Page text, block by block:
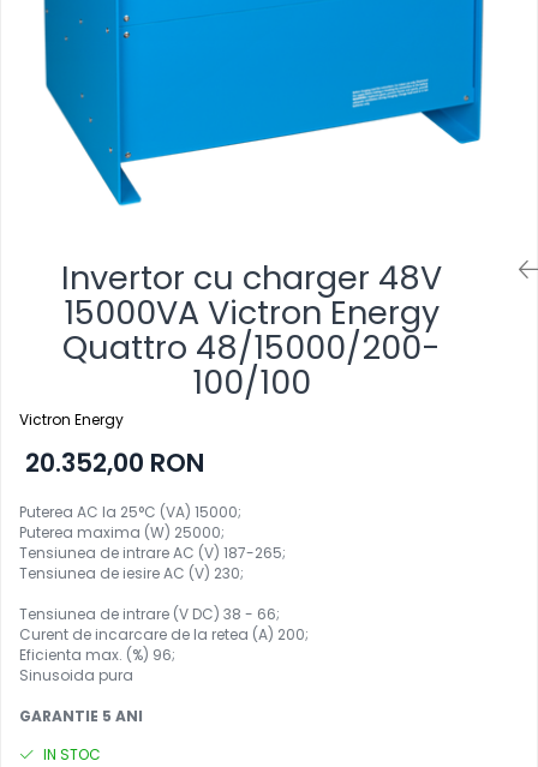
Invertor cu charger 48V
15000VA Victron Energy
Quattro 48/15000/200-
100/100
Victron Energy
20.352,00 RON
Puterea AC la 25°C (VA) 15000;
Puterea maxima (W) 25000;
Tensiunea de intrare AC (V) 187-265;
Tensiunea de iesire AC (V) 230;
Tensiunea de intrare (V DC) 38 - 66;
Curent de incarcare de la retea (A) 200;
Eficienta max. (%) 96;
Sinusoida pura
GARANTIE 5 ANI
IN STOC